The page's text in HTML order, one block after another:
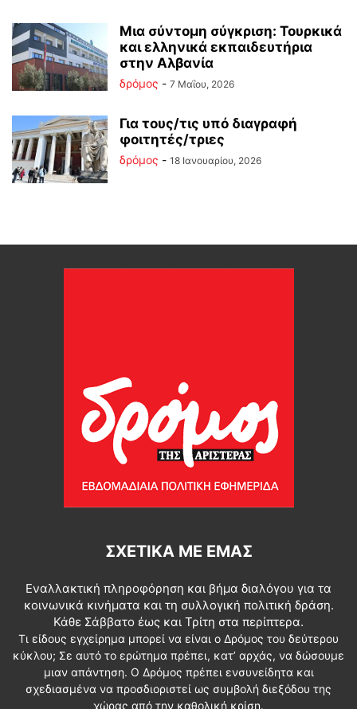
Mια σύντομη σύγκριση: Τουρκικά
και ελληνικά εκπαιδευτήρια
στην Αλβανία
δρόμος - 7 Μαΐου, 2026
Για τους/τις υπό διαγραφή
φοιτητές/τριες
δρόμος - 18 Ιανουαρίου, 2026
ΣΧΕΤΙΚΆ ΜΕ ΕΜΆΣ
Εναλλακτική πληροφόρηση και βήμα διαλόγου για τα
κοινωνικά κινήματα και τη συλλογική πολιτική δράση.
Κάθε Σάββατο έως και Τρίτη στα περίπτερα.
Τι είδους εγχείρημα μπορεί να είναι ο Δρόμος του δεύτερου
κύκλου; Σε αυτό το ερώτημα πρέπει, κατ’ αρχάς, να δώσουμε
μιαν απάντηση. Ο Δρόμος πρέπει ενσυνείδητα και
σχεδιασμένα να προσδιοριστεί ως συμβολή διεξόδου της
χώρας από την καθολική κρίση.